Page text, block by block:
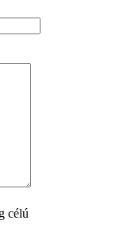
célú